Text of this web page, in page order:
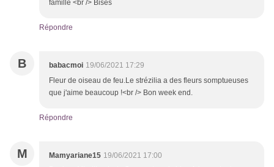
famille <br /> Bises
Répondre
B babacmoi 19/06/2021 17:29
Fleur de oiseau de feu.Le strézilia a des fleurs somptueuses
que j'aime beaucoup !<br /> Bon week end.
Répondre
M Mamyariane15 19/06/2021 17:00